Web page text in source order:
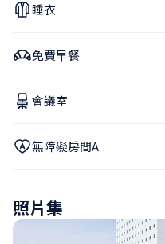
睡衣
免費早餐
會議室
無障礙房間A
照片集